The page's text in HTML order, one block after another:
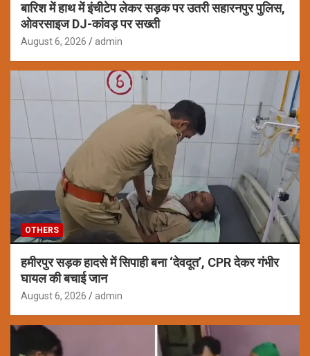
बारिश में हाथ में इंचीटेप लेकर सड़क पर उतरी सहारनपुर पुलिस,
ओवरसाइज DJ-कांवड़ पर सख्ती
August 6, 2026 admin
OTHERS
हमीरपुर सड़क हादसे में सिपाही बना ‘देवदूत’, CPR देकर गंभीर
घायल की बचाई जान
August 6, 2026 admin